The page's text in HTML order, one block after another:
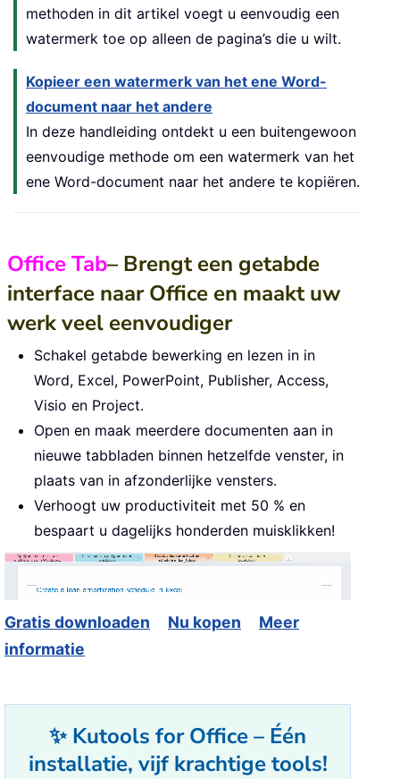
methoden in dit artikel voegt u eenvoudig een
watermerk toe op alleen de pagina’s die u wilt.
Kopieer een watermerk van het ene Word-
document naar het andere
In deze handleiding ontdekt u een buitengewoon
eenvoudige methode om een watermerk van het
ene Word-document naar het andere te kopiëren.
Office Tab– Brengt een getabde
interface naar Office en maakt uw
werk veel eenvoudiger
Schakel getabde bewerking en lezen in in
Word, Excel, PowerPoint, Publisher, Access,
Visio en Project.
Open en maak meerdere documenten aan in
nieuwe tabbladen binnen hetzelfde venster, in
plaats van in afzonderlijke vensters.
Verhoogt uw productiviteit met 50 % en
bespaart u dagelijks honderden muisklikken!
Gratis downloaden Nu kopen
Meer
informatie
✨ Kutools for Office – Één
installatie, vijf krachtige tools!